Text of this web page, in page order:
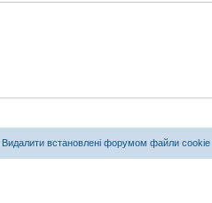
Видалити встановлені форумом файли cookie